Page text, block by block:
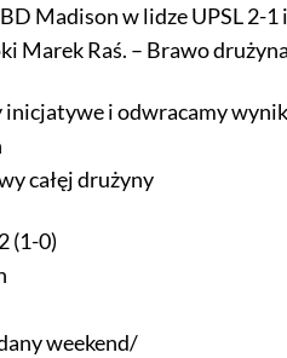
Madison w lidze UPSL 2-1
Marek Raś. – Brawo
inicjatywe i odwracamy
całęj drużyny
(1-0)
weekend/